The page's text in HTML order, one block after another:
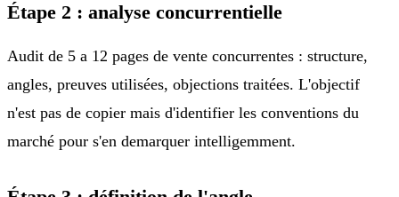
Étape 2 : analyse concurrentielle
Audit de 5 a 12 pages de vente concurrentes : structure,
angles, preuves utilisées, objections traitées. L'objectif
n'est pas de copier mais d'identifier les conventions du
marché pour s'en demarquer intelligemment.